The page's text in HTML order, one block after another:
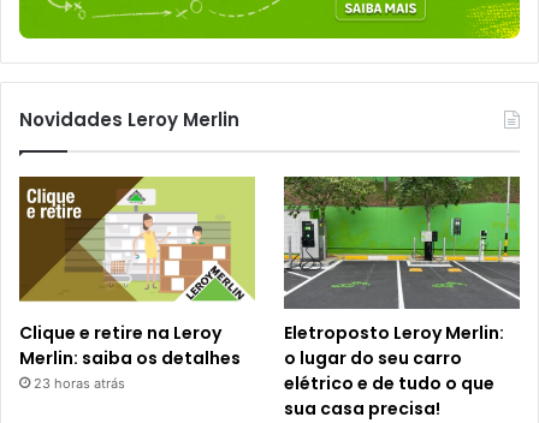
Novidades Leroy Merlin
Clique e retire na Leroy
Merlin: saiba os detalhes
23 horas atrás
Eletroposto Leroy Merlin:
o lugar do seu carro
elétrico e de tudo o que
sua casa precisa!